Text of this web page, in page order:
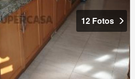
12 Fotos